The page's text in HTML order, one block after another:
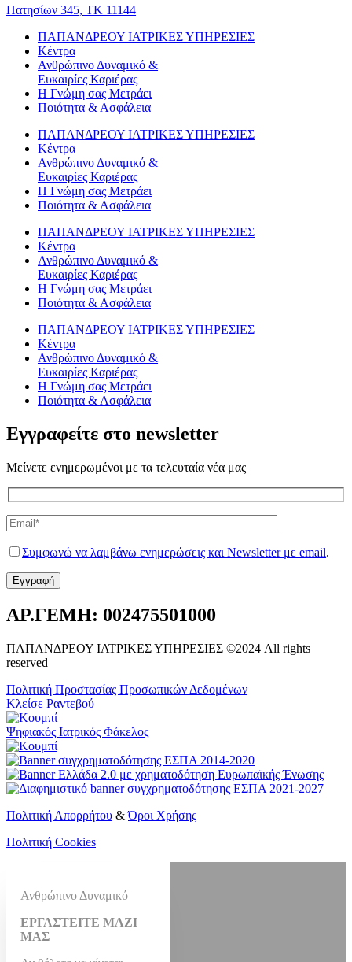
Πατησίων 345, ΤΚ 11144
ΠΑΠΑΝΔΡΕΟΥ ΙΑΤΡΙΚΕΣ ΥΠΗΡΕΣΙΕΣ
Κέντρα
Ανθρώπινο Δυναμικό &
Ευκαιρίες Καριέρας
Η Γνώμη σας Μετράει
Ποιότητα & Ασφάλεια
ΠΑΠΑΝΔΡΕΟΥ ΙΑΤΡΙΚΕΣ ΥΠΗΡΕΣΙΕΣ
Κέντρα
Ανθρώπινο Δυναμικό &
Ευκαιρίες Καριέρας
Η Γνώμη σας Μετράει
Ποιότητα & Ασφάλεια
ΠΑΠΑΝΔΡΕΟΥ ΙΑΤΡΙΚΕΣ ΥΠΗΡΕΣΙΕΣ
Κέντρα
Ανθρώπινο Δυναμικό &
Ευκαιρίες Καριέρας
Η Γνώμη σας Μετράει
Ποιότητα & Ασφάλεια
ΠΑΠΑΝΔΡΕΟΥ ΙΑΤΡΙΚΕΣ ΥΠΗΡΕΣΙΕΣ
Κέντρα
Ανθρώπινο Δυναμικό &
Ευκαιρίες Καριέρας
Η Γνώμη σας Μετράει
Ποιότητα & Ασφάλεια
Εγγραφείτε στο newsletter
Μείνετε ενημερωμένοι με τα τελευταία νέα μας
Συμφωνώ να λαμβάνω ενημερώσεις και Newsletter με email.
ΑΡ.ΓΕΜΗ: 002475501000
ΠΑΠΑΝΔΡΕΟΥ ΙΑΤΡΙΚΕΣ ΥΠΗΡΕΣΙΕΣ ©2024 All rights
reserved
Πολιτική Προστασίας Προσωπικών Δεδομένων
Κλείσε Ραντεβού
Ψηφιακός Ιατρικός Φάκελος
Πολιτική Απορρήτου &Όροι Χρήσης
Πολιτική Cookies
Ανθρώπινο Δυναμικό
ΕΡΓΑΣΤΕΙΤΕ ΜΑΖΙ
ΜΑΣ